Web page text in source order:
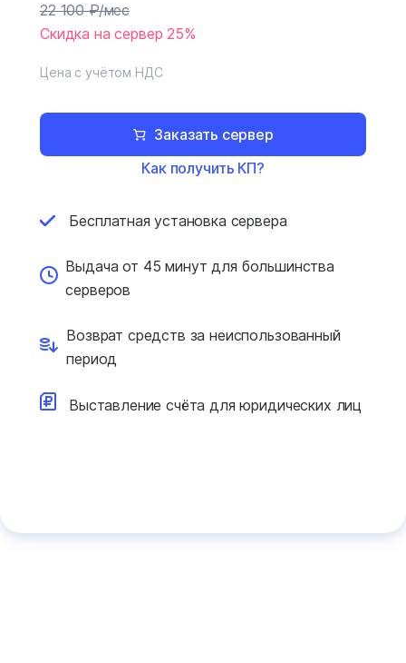
22 100₽/мес
Скидка на сервер 25%
Цена с учётом НДС
Заказать сервер
Как получить КП?
Бесплатная установка сервера
Выдача от 45 минут для большинства
серверов
Возврат средств занеиспользованный
период
Выставление счёта дляюридических лиц